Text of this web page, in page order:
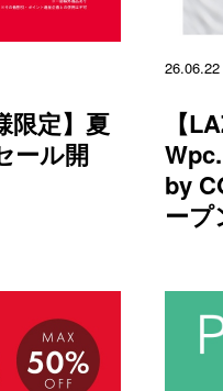
限定】夏
ール開
26.06.22
【
by
ープ